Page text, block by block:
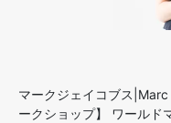
マークジェイコブス
ークショップ】 ワールド